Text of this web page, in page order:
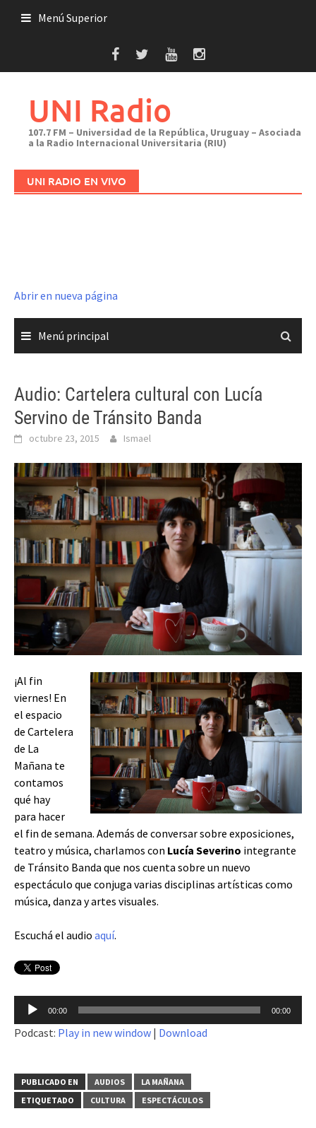
Menú Superior
UNI Radio
107.7 FM – Universidad de la República, Uruguay – Asociada
a la Radio Internacional Universitaria (RIU)
UNI RADIO EN VIVO
Abrir en nueva página
Menú principal
Audio: Cartelera cultural con Lucía
Servino de Tránsito Banda
octubre 23, 2015 Ismael
¡Al fin
viernes! En
el espacio
de Cartelera
de La
Mañana te
contamos
qué hay
para hacer
el fin de semana. Además de conversar sobre exposiciones,
teatro y música, charlamos con Lucía Severino integrante
de Tránsito Banda que nos cuenta sobre un nuevo
espectáculo que conjuga varias disciplinas artísticas como
música, danza y artes visuales.
Escuchá el audio aquí.
Reproductor
audio
00:00 00:00
Podcast: Play in new window | Download
PUBLICADO EN AUDIOS
LA MAÑANA
ETIQUETADO
CULTURA ESPECTÁCULOS